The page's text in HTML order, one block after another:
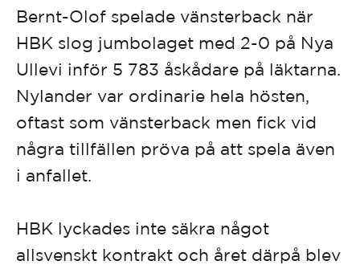
Bernt-Olof spelade vänsterback när
HBK slog jumbolaget med 2-0 på Nya
Ullevi inför 5 783 åskådare på läktarna.
Nylander var ordinarie hela hösten,
oftast som vänsterback men fick vid
några tillfällen pröva på att spela även
i anfallet.
HBK lyckades inte säkra något
allsvenskt kontrakt och året därpå blev